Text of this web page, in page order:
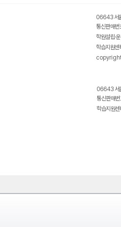
06643 서
통신판매
학원설립·
학습지원
06643 서
통신판매
학습지원